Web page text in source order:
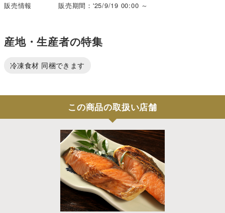
販売情報 販売期間：'25/9/19 00:00 ～
産地・生産者の特集
冷凍食材 同梱できます
この商品の取扱い店舗